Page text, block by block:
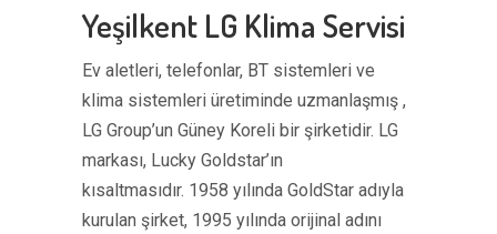
Yeşilkent LG Klima Servisi
Ev aletleri, telefonlar, BT sistemleri ve
klima sistemleri üretiminde uzmanlaşmış ,
LG Group’un Güney Koreli bir şirketidir. LG
markası, Lucky Goldstar’ın
kısaltmasıdır. 1958 yılında GoldStar adıyla
kurulan şirket, 1995 yılında orijinal adını